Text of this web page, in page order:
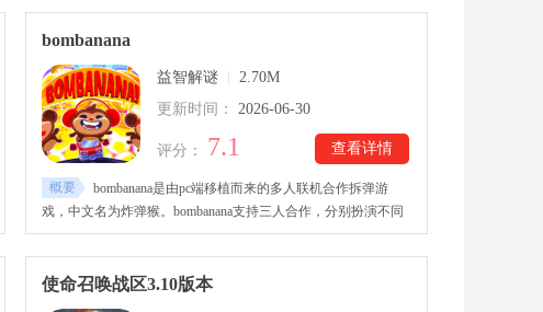
司里，玩家将化身主管，和员工一起管理这家公司的所有设施，
并分配员工执行各种工作获取能源，管理怪物们。脑叶公司汉化
会被大规模破坏，需要进行镇压。
bombanana
益智解谜
2.70M
更新时间：
2026-06-30
查看详情
评分： 7.1
概要
bombanana是由pc端移植而来的多人联机合作拆弹游
戏，中文名为炸弹猴。bombanana支持三人合作，分别扮演不同
的猴子，这些猴子分贝被蒙上了眼睛、黏住了嘴巴和被堵住了耳
朵，需要相互合作通过眼前的拆弹手册进行拆解工作。
bombanana下载玩家需要运用手语方式交流，考验三人默契，如
使命召唤战区3.10版本